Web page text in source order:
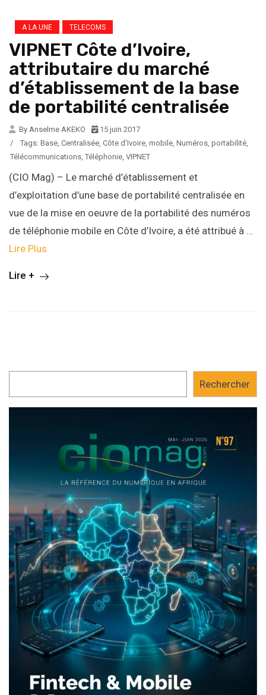
A LA UNE TELECOMS
VIPNET Côte d’Ivoire,
attributaire du marché
d’établissement de la base
de portabilité centralisée
By Anselme AKEKO
15 juin 2017
/
Tags: Base Centralisée Côte d'Ivoire mobile Numéros portabilité
Télécommunications Téléphonie VIPNET
(CIO Mag) – Le marché d’établissement et
d’exploitation d’une base de portabilité centralisée en
vue de la mise en oeuvre de la portabilité des numéros
de téléphonie mobile en Côte d’Ivoire, a été attribué à …
Lire Plus
Lire +
Rechercher